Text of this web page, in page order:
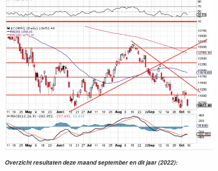
Overzicht resultaten deze maand september en dit jaar (2022):